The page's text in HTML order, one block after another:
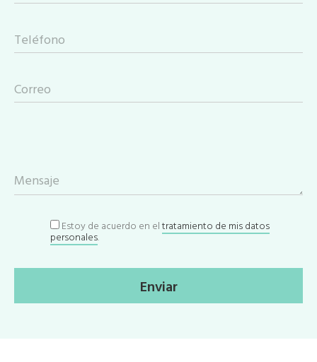
Teléfono
Correo
Mensaje
Estoy de acuerdo en eltratamiento de mis datos
personales.
Enviar